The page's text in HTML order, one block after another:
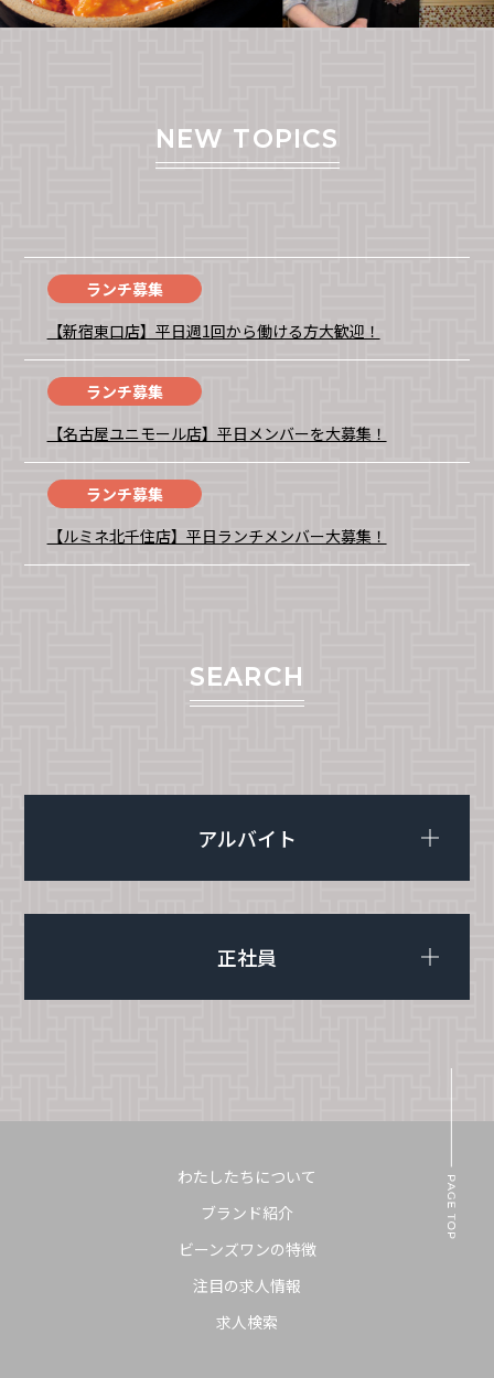
NEW TOPICS
ランチ募集
【新宿東口店】平日週1回から働ける方大歓迎！
ランチ募集
【名古屋ユニモール店】平日メンバーを大募集！
ランチ募集
【ルミネ北千住店】平日ランチメンバー大募集！
SEARCH
アルバイト
正社員
わたしたちについて
ブランド紹介
ビーンズワンの特徴
注目の求人情報
求人検索